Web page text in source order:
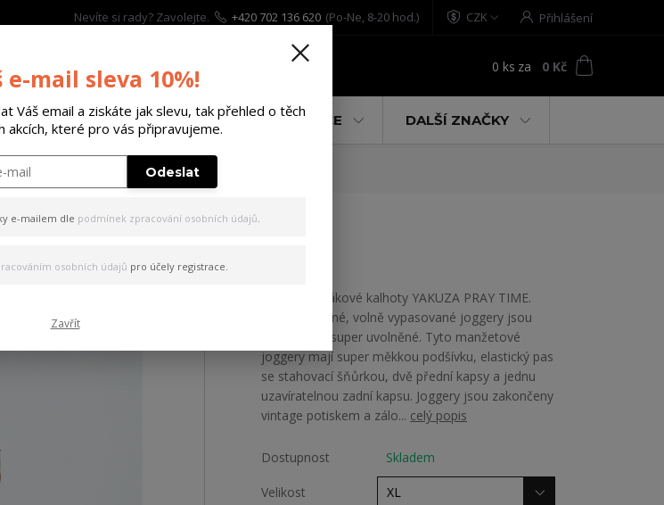
CZK Přihlášení
Nevíte si rady? Zavolejte. +420 702 136 620 (Po-Ne, 8-20 hod.)
0 ks za 0 Kč
DÁRKOVÉ POUKAZY % AKCE DALŠÍ ZNAČKY
XL
Joggers black XL
Pánské teplákové kalhoty YAKUZA PRAY TIME.
Tyto pohodlné, volně vypasované joggery jsou
přehnané a super uvolněné. Tyto manžetové
joggery mají super měkkou podšívku, elastický pas
se stahovací šňůrkou, dvě přední kapsy a jednu
uzavíratelnou zadní kapsu. Joggery jsou zakončeny
vintage potiskem a zálo... celý popis
Dostupnost Skladem
Velikost
e-mail sleva 10%!
Váš email a ziskáte jak slevu, tak přehled o těch
akcích, které pro vás připravujeme.
Odeslat
e-mailem dle podmínek zpracování osobních údajů.
osobních údajů pro účely registrace.
Zavřít